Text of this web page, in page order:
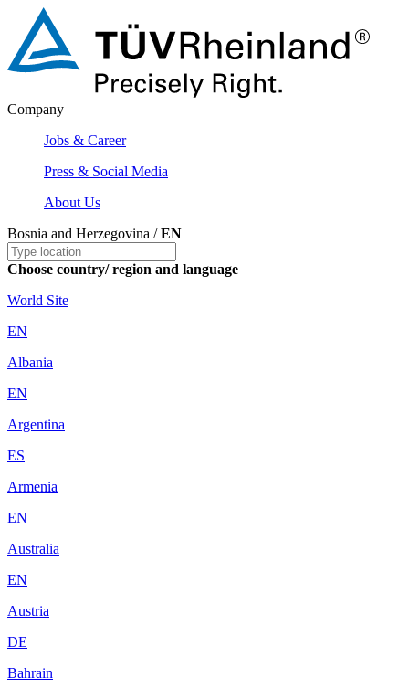
Company
Jobs & Career
Press & Social Media
About Us
Bosnia and Herzegovina /EN
Choose country/ region and language
World Site
EN
Albania
EN
Argentina
ES
Armenia
EN
Australia
EN
Austria
DE
Bahrain